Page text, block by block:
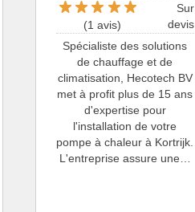
(1 avis)
Sur
devis
Spécialiste des solutions
de chauffage et de
climatisation, Hecotech BV
met à profit plus de 15 ans
d'expertise pour
l'installation de votre
pompe à chaleur à Kortrijk.
L'entreprise assure une…